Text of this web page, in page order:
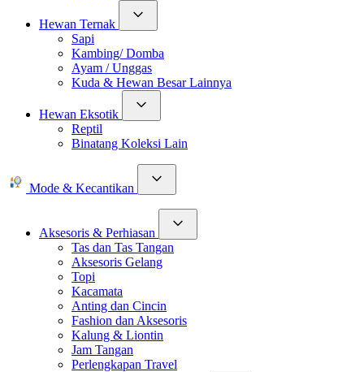
Hewan Ternak
Sapi
Kambing/ Domba
Ayam / Unggas
Kuda & Hewan Besar Lainnya
Hewan Eksotik
Reptil
Binatang Koleksi Lain
Mode & Kecantikan
Aksesoris & Perhiasan
Tas dan Tas Tangan
Aksesoris Gelang
Topi
Kacamata
Anting dan Cincin
Fashion dan Aksesoris
Kalung & Liontin
Jam Tangan
Perlengkapan Travel